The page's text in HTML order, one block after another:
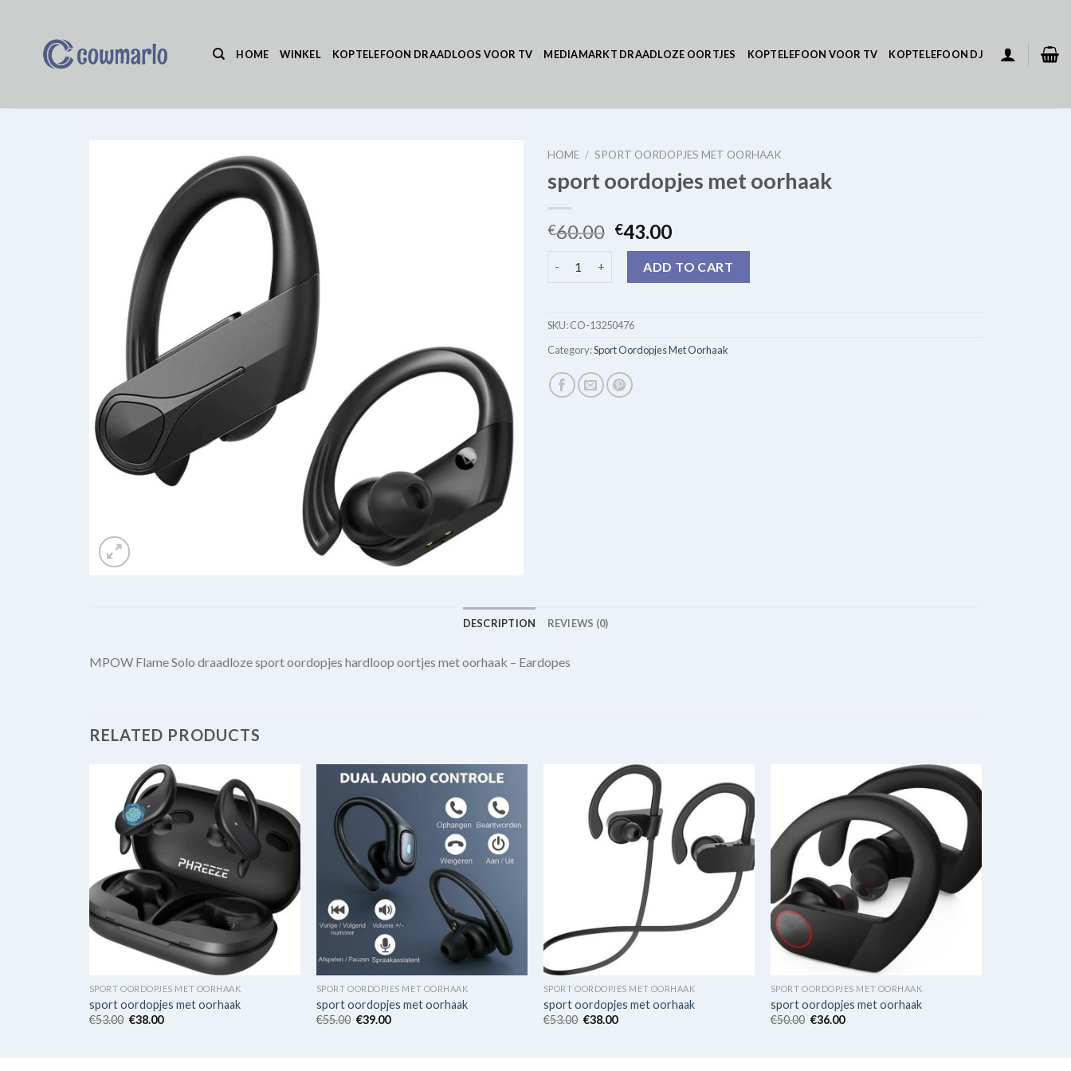
HOME WINKEL KOPTELEFOON DRAADLOOS VOOR TV MEDIAMARKT DRAADLOZE OORTJES KOPTELEFOON VOOR TV KOPTELEFOON DJ
HOME / SPORT OORDOPJES MET OORHAAK
sport oordopjes met oorhaak
€60.00 €43.00
ADD TO CART
SKU:CO-13250476
Category:Sport Oordopjes Met Oorhaak
DESCRIPTION REVIEWS (0)
MPOW Flame Solo draadloze sport oordopjes hardloop oortjes met oorhaak – Eardopes
RELATED PRODUCTS
SPORT OORDOPJES MET OORHAAK
sport oordopjes met oorhaak
€53.00 €38.00
SPORT OORDOPJES MET OORHAAK
sport oordopjes met oorhaak
€55.00 €39.00
SPORT OORDOPJES MET OORHAAK
sport oordopjes met oorhaak
€53.00 €38.00
SPORT OORDOPJES MET OORHAAK
sport oordopjes met oorhaak
€50.00 €36.00